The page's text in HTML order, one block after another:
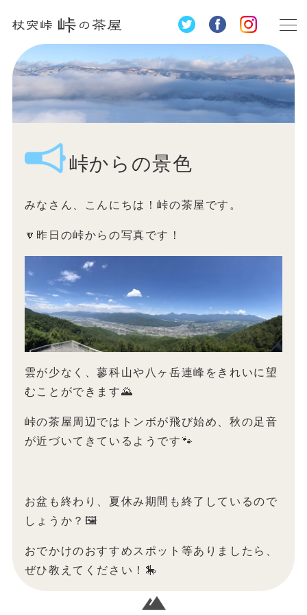
峠からの景色
みなさん、こんにちは！峠の茶屋です。
🔽昨日の峠からの写真です！
雲が少なく、蓼科山や八ヶ岳連峰をきれいに望
むことができます🌄
峠の茶屋周辺ではトンボが飛び始め、秋の足音
が近づいてきているようです🐾
お盆も終わり、夏休み期間も終了しているので
しょうか？🖼️
おでかけのおすすめスポット等ありましたら、
ぜひ教えてください！🎠
暑い日がまだまだ続きますが、体調には十分気